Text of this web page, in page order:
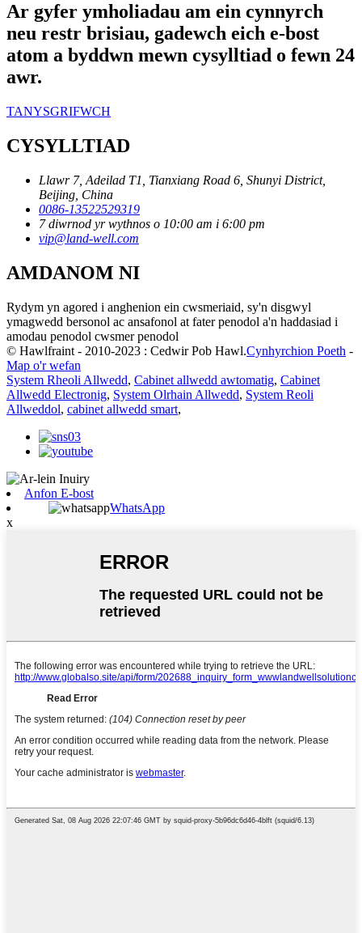
Ar gyfer ymholiadau am ein cynnyrch
neu restr brisiau, gadewch eich e-bost
atom a byddwn mewn cysylltiad o fewn 24
awr.
TANYSGRIFWCH
CYSYLLTIAD
Llawr 7, Adeilad T1, Tianxiang Road 6, Shunyi District,
Beijing, China
0086-13522529319
7 diwrnod yr wythnos o 10:00 am i 6:00 pm
vip@land-well.com
AMDANOM NI
Rydym yn agored i anghenion ein cwsmeriaid, sy'n disgwyl
ymagwedd bersonol ac ansafonol at fater penodol a'n haddasiad i
amodau penodol cwsmer penodol
© Hawlfraint - 2010-2023 : Cedwir Pob Hawl.Cynhyrchion Poeth -
Map o'r wefan
System Rheoli Allwedd, Cabinet allwedd awtomatig, Cabinet
Allwedd Electronig, System Olrhain Allwedd, System Reoli
Allweddol, cabinet allwedd smart,
Anfon E-bost
WhatsApp
x